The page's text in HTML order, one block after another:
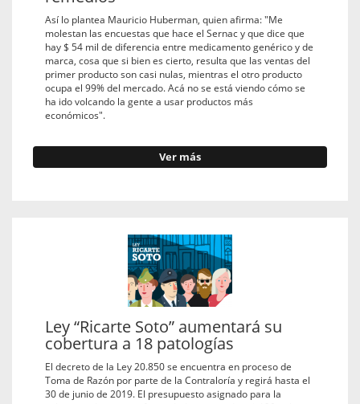
Así lo plantea Mauricio Huberman, quien afirma: "Me
molestan las encuestas que hace el Sernac y que dice que
hay $ 54 mil de diferencia entre medicamento genérico y de
marca, cosa que si bien es cierto, resulta que las ventas del
primer producto son casi nulas, mientras el otro producto
ocupa el 99% del mercado. Acá no se está viendo cómo se
ha ido volcando la gente a usar productos más
económicos".
Ver más
Ley “Ricarte Soto” aumentará su
cobertura a 18 patologías
El decreto de la Ley 20.850 se encuentra en proceso de
Toma de Razón por parte de la Contraloría y regirá hasta el
30 de junio de 2019. El presupuesto asignado para la